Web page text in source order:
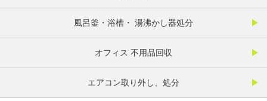
風呂釜・浴槽・ 湯沸かし器処分
オフィス 不用品回収
エアコン取り外し、処分